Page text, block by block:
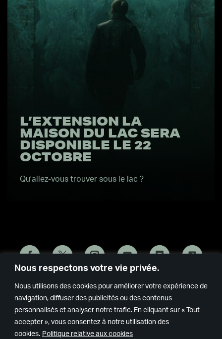
Nous respectons votre vie privée.
Nous utilisons des cookies pour améliorer votre expérience de
navigation, diffuser des publicités ou des contenus
personnalisés et analyser notre trafic. En cliquant sur « Tout
accepter », vous consentez à notre utilisation des
cookies. Politique relative aux cookies
L’EXTENSION LA
MAISON DU LAC SERA
DISPONIBLE LE 22
OCTOBRE
Qu'allez-vous trouver sous le lac ?
RemedyEpic
Games